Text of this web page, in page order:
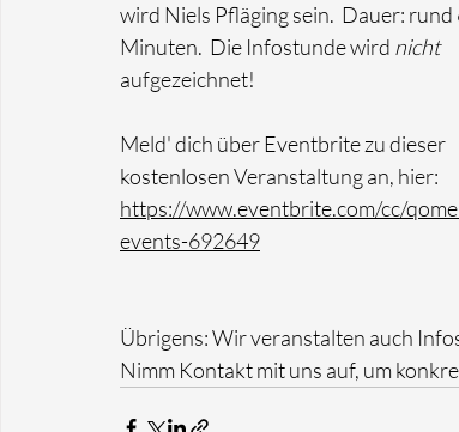
wird Niels Pfläging sein.  Dauer: rund
Minuten.  Die Infostunde wird nicht
aufgezeichnet!
Meld' dich über Eventbrite zu dieser
kostenlosen Veranstaltung an, hier:
https://www.eventbrite.com/cc/
events-692649
Übrigens: Wir veranstalten auch
Nimm Kontakt mit uns auf, um